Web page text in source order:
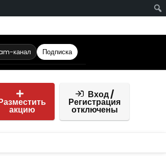
канал Подписка
акцию
Вход /
Регистрация
отключены